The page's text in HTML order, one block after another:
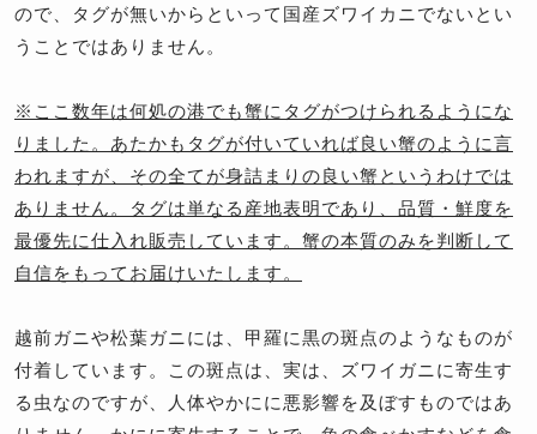
ので、タグが無いからといって国産ズワイカニでないとい
うことではありません。
※ここ数年は何処の港でも蟹にタグがつけられるようにな
りました。あたかもタグが付いていれば良い蟹のように言
われますが、その全てが身詰まりの良い蟹というわけでは
ありません。タグは単なる産地表明であり、品質・鮮度を
最優先に仕入れ販売しています。蟹の本質のみを判断して
自信をもってお届けいたします。
越前ガニや松葉ガニには、甲羅に黒の斑点のようなものが
付着しています。この斑点は、実は、ズワイガニに寄生す
る虫なのですが、人体やかにに悪影響を及ぼすものではあ